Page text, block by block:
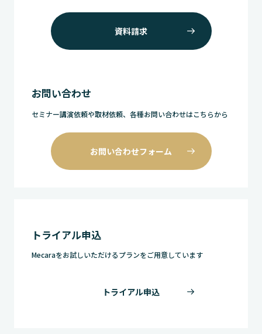
資料請求
お問い合わせ
セミナー講演依頼や取材依頼、各種お問い合わせはこちらから
お問い合わせフォーム
トライアル申込
Mecaraをお試しいただけるプランをご用意しています
トライアル申込